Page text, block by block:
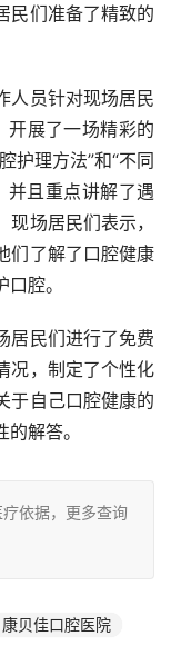
民们准备了精致的
人员针对现场居民
开展了一场精彩的
护理方法”和“不同
并且重点讲解了遇
场居民们表示，
们了解了口腔健康
腔。
居民们进行了免费
况，制定了个性化
于自己口腔健康的
解答。
依据，更多查询
康贝佳口腔医院